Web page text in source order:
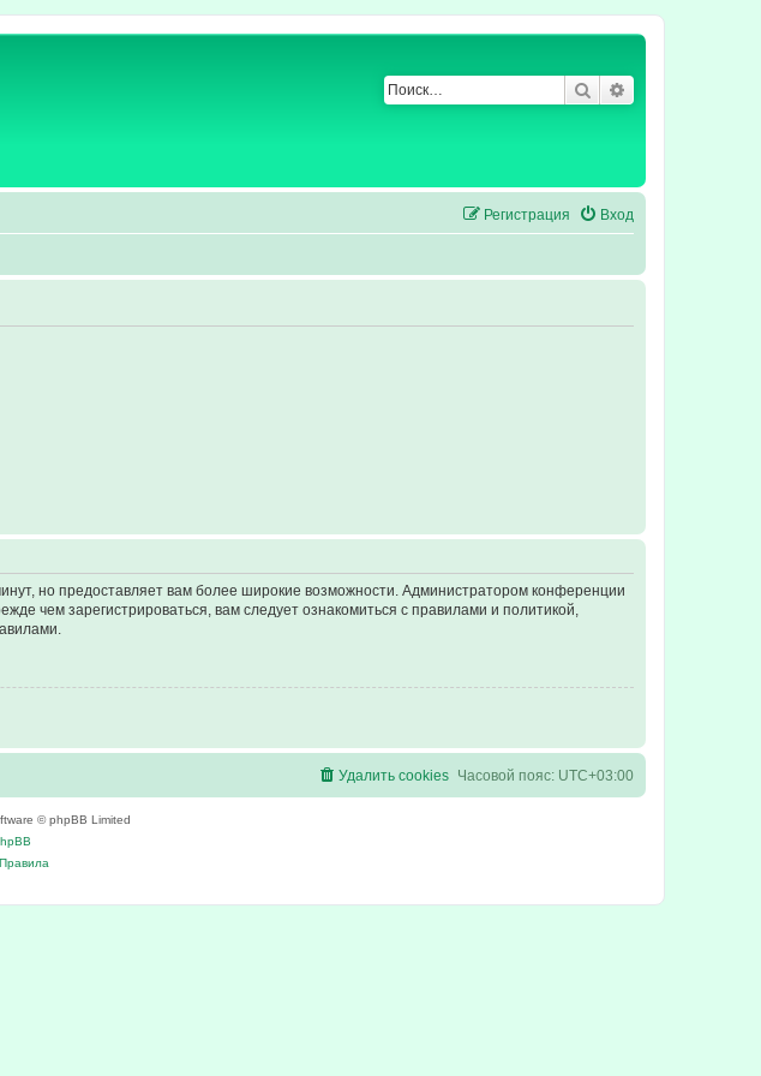
Поиск
Вход
Регистрация
но предоставляет вам более широкие возможности. Администратором конференции
чем зарегистрироваться, вам следует ознакомиться с правилами и политикой,
Часовой пояс: UTC+03:00
Удалить cookies
© phpBB Limited
Правила